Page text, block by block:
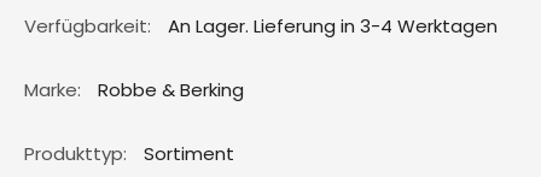
Verfügbarkeit: An Lager. Lieferung in 3-4 Werktagen
Marke: Robbe & Berking
Produkttyp: Sortiment